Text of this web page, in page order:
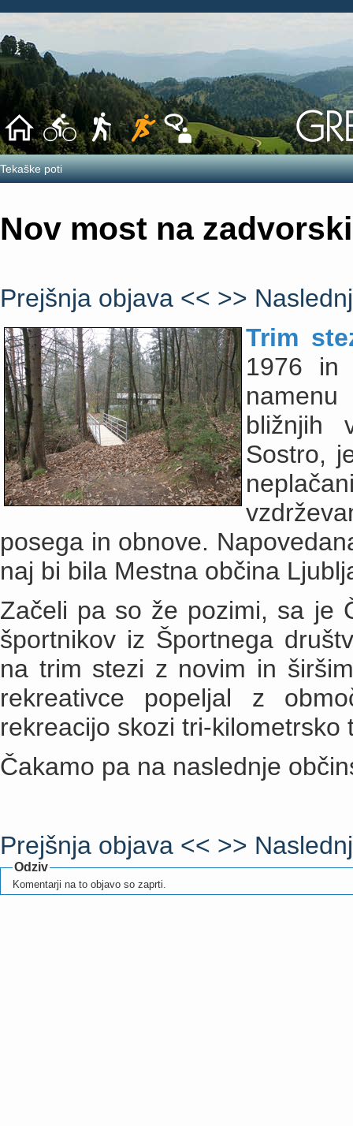
Tekaške poti
Nov most na
Prejšnja objava << >>
Trim
1976 in
bližnjih
Sostro,
posega in obnove.
naj bi bila Mestna občina
Začeli pa so že pozimi, sa je
športnikov iz Športnega
na trim stezi z novim in
rekreativce popeljal z
rekreacijo skozi tri-kilometrsko
Čakamo pa na naslednje
Prejšnja objava << >>
Odziv
Komentarji na to objavo so zaprti.